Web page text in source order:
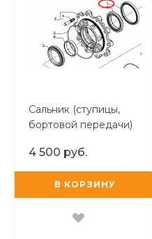
Сальник (ступицы,
бортовой передачи)
4 500 руб.
В КОРЗИНУ